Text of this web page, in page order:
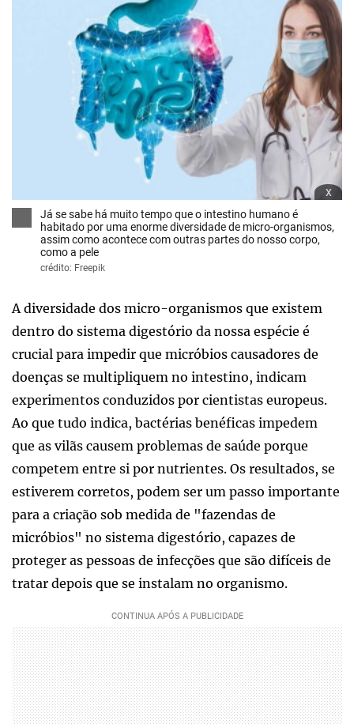
x
Já se sabe há muito tempo que o intestino humano é
habitado por uma enorme diversidade de micro-organismos,
assim como acontece com outras partes do nosso corpo,
como a pele
crédito: Freepik
A diversidade dos micro-organismos que existem
dentro do sistema digestório da nossa espécie é
crucial para impedir que micróbios causadores de
doenças se multipliquem no intestino, indicam
experimentos conduzidos por cientistas europeus.
Ao que tudo indica, bactérias benéficas impedem
que as vilãs causem problemas de saúde porque
competem entre si por nutrientes. Os resultados, se
estiverem corretos, podem ser um passo importante
para a criação sob medida de "fazendas de
micróbios" no sistema digestório, capazes de
proteger as pessoas de infecções que são difíceis de
tratar depois que se instalam no organismo.